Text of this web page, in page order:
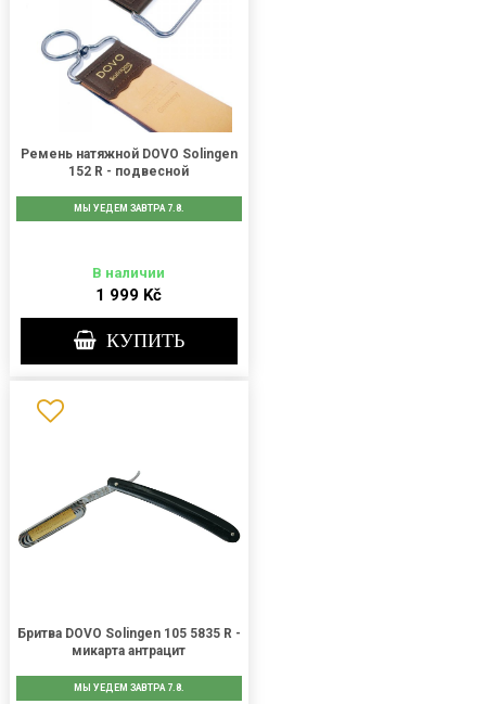
Ремень натяжной DOVO Solingen
152 R - подвесной
МЫ УЕДЕМ ЗАВТРА 7.8.
В наличии
1 999 Kč
КУПИТЬ
Бритва DOVO Solingen 105 5835 R -
микарта антрацит
МЫ УЕДЕМ ЗАВТРА 7.8.